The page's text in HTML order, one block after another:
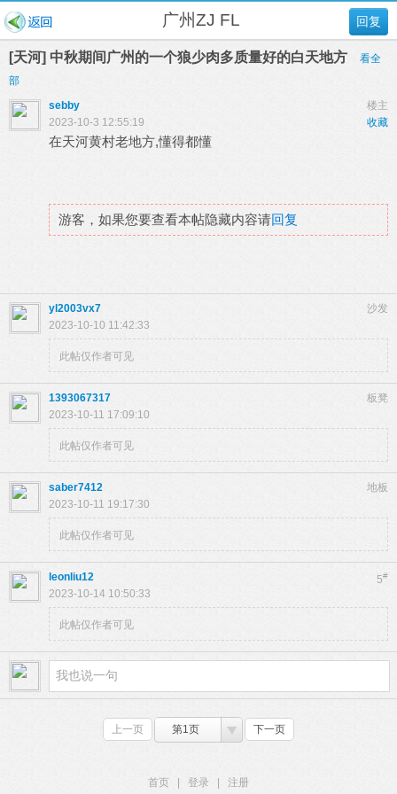
回复
广州ZJ FL
[天河] 中秋期间广州的一个狼少肉多质量好的白天地方
看全
部
楼主
sebby
收藏
2023-10-3 12:55:19
在天河黄村老地方,懂得都懂
游客，如果您要查看本帖隐藏内容请回复
沙发
yl2003vx7
2023-10-10 11:42:33
此帖仅作者可见
板凳
1393067317
2023-10-11 17:09:10
此帖仅作者可见
地板
saber7412
2023-10-11 19:17:30
此帖仅作者可见
5#
leonliu12
2023-10-14 10:50:33
此帖仅作者可见
上一页 第1页 下一页
首页 登录 注册